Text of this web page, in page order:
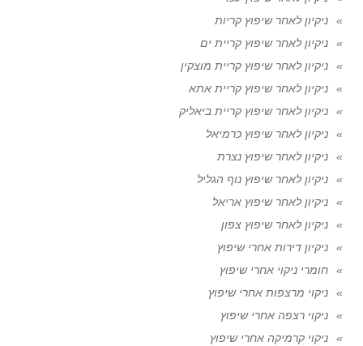
ניקיון לאחר שיפוץ קריות
ניקיון לאחר שיפוץ קריית ים
ניקיון לאחר שיפוץ קריית מוצקין
ניקיון לאחר שיפוץ קריית אתא
ניקיון לאחר שיפוץ קריית ביאליק
ניקיון לאחר שיפוץ כרמיאל
ניקיון לאחר שיפוץ נצרת
ניקיון לאחר שיפוץ נוף הגליל
ניקיון לאחר שיפוץ אריאל
ניקיון לאחר שיפוץ צפון
ניקיון דירות אחרי שיפוץ
חומרי ניקוי אחרי שיפוץ
ניקוי מרצפות אחרי שיפוץ
ניקוי רצפה אחרי שיפוץ
ניקוי קרמיקה אחרי שיפוץ